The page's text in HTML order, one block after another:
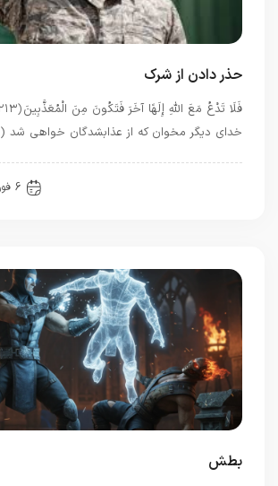
حذر دادن از شرک
خداى ديگر مخوان كه از عذاب‏شدگان خواهى شد (۲۱۳)
6 فوریه
بطش